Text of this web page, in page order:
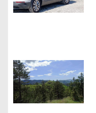
v
a
t